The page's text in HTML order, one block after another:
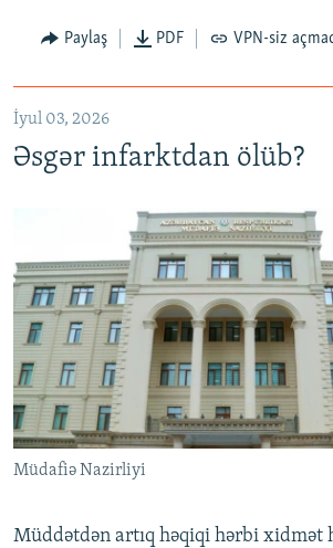
Auto 240p 360p
720p 1080p
Paylaş PDF VPN-siz
İyul 03, 2026
Əsgər infarktdan ölüb?
Müdafiə Nazirliyi
Müddətdən artıq həqiqi hərbi xidmət